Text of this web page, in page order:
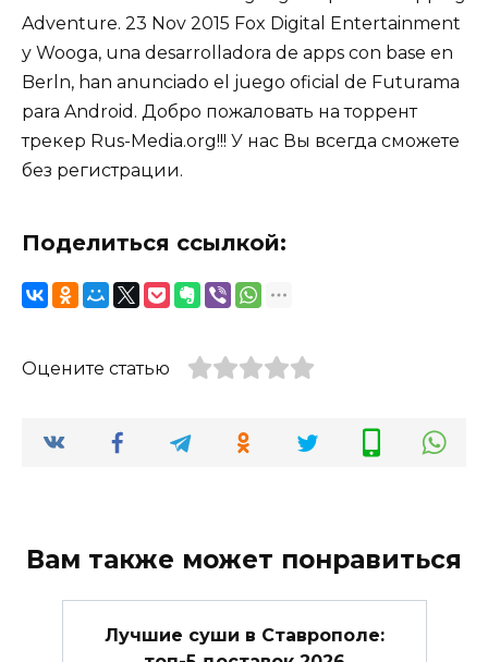
Adventure. 23 Nov 2015 Fox Digital Entertainment
y Wooga, una desarrolladora de apps con base en
Berln, han anunciado el juego oficial de Futurama
para Android. Добро пожаловать на торрент
трекер Rus-Media.org!!! У нас Вы всегда сможете
без регистрации.
Поделиться ссылкой:
Оцените статью
Вам также может понравиться
Лучшие суши в Ставрополе: